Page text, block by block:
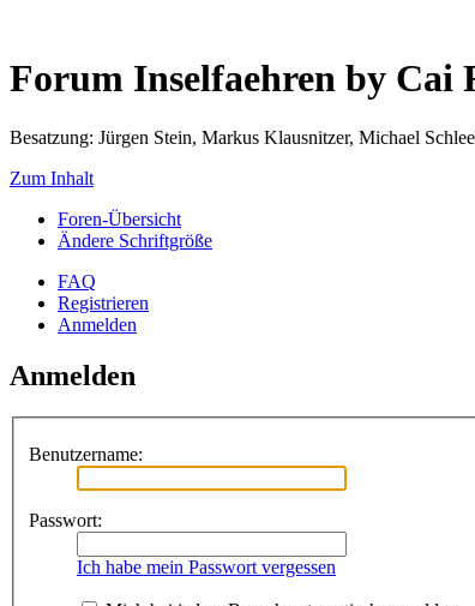
Forum Inselfaehren by Cai
Besatzung: Jürgen Stein, Markus Klausnitzer, Michael
Zum Inhalt
Foren-Übersicht
Ändere Schriftgröße
FAQ
Registrieren
Anmelden
Anmelden
Benutzername:
Passwort:
Ich habe mein Passwort vergessen